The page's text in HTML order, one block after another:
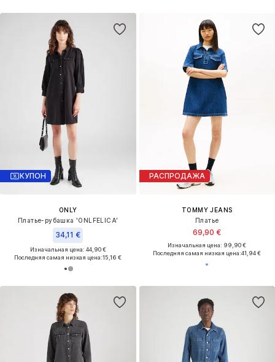
КУПОН
ONLY
Платье-рубашка 'ONLFELICA'
34,11 €
Изначальная цена: 44,90 €
Последняя самая низкая цена:15,16 €
РАСПРОДАЖА
TOMMY JEANS
Платье
69,90 €
Изначальная цена: 99,90 €
Последняя самая низкая цена:41,94 €